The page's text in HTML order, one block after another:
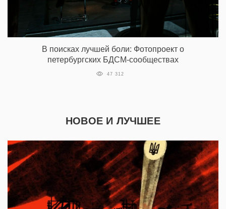
В поисках лучшей боли: Фотопроект о
петербургских БДСМ-сообществах
47 312
НОВОЕ И ЛУЧШЕЕ